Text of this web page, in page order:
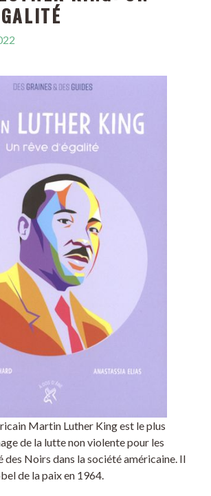
Martin Luther King est le plus
de la lutte non violente pour les
des Noirs dans la société américaine. Il
de la paix en 1964.